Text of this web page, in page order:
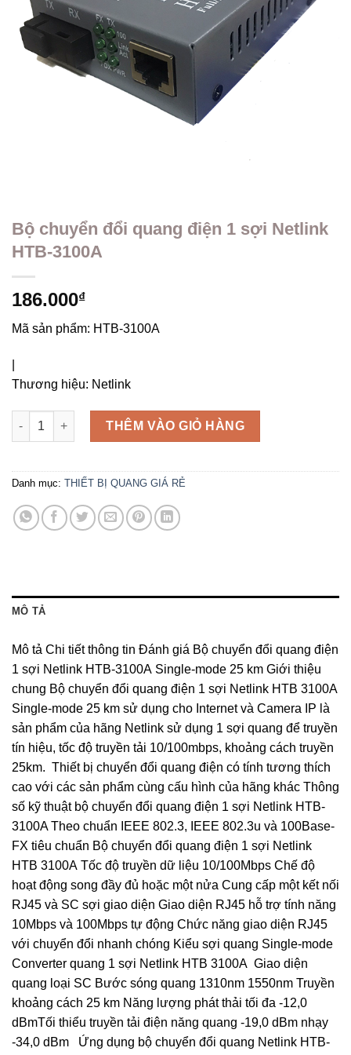
Bộ chuyển đổi quang điện 1 sợi Netlink
HTB-3100A
186.000₫
Mã sản phẩm: HTB-3100A
Thương hiệu: Netlink
Bộ chuyển đổi quang điện 1 sợi Netlink HTB-3100A số lượng
THÊM VÀO GIỎ HÀNG
Danh mục: THIẾT BỊ QUANG GIÁ RẺ
MÔ TẢ
Mô tả Chi tiết thông tin Đánh giá Bộ chuyển đổi quang điện
1 sợi Netlink HTB-3100A Single-mode 25 km Giới thiệu
chung Bộ chuyển đổi quang điện 1 sợi Netlink HTB 3100A
Single-mode 25 km sử dụng cho Internet và Camera IP là
sản phẩm của hãng Netlink sử dụng 1 sợi quang để truyền
tín hiệu, tốc độ truyền tải 10/100mbps, khoảng cách truyền
25km. Thiết bị chuyển đổi quang điện có tính tương thích
cao với các sản phẩm cùng cấu hình của hãng khác Thông
số kỹ thuật bộ chuyển đổi quang điện 1 sợi Netlink HTB-
3100A Theo chuẩn IEEE 802.3, IEEE 802.3u và 100Base-
FX tiêu chuẩn Bộ chuyển đổi quang điện 1 sợi Netlink
HTB 3100A Tốc độ truyền dữ liệu 10/100Mbps Chế độ
hoạt động song đầy đủ hoặc một nửa Cung cấp một kết nối
RJ45 và SC sợi giao diện Giao diện RJ45 hỗ trợ tính năng
10Mbps và 100Mbps tự động Chức năng giao diện RJ45
với chuyển đổi nhanh chóng Kiểu sợi quang Single-mode
Converter quang 1 sợi Netlink HTB 3100A Giao diện
quang loại SC Bước sóng quang 1310nm 1550nm Truyền
khoảng cách 25 km Năng lượng phát thải tối đa -12,0
dBmTối thiểu truyền tải điện năng quang -19,0 dBm nhạy
-34,0 dBm Ứng dụng bộ chuyển đổi quang Netlink HTB-